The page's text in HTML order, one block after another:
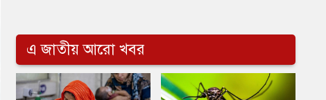
এ জাতীয় আরো খবর